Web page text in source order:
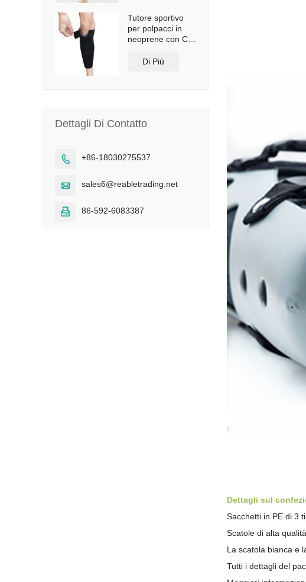
Dettagli sul
Sacchetti in PE di 3
Scatole di alta
La scatola bianca e
Tutti i dettagli del
Tutore sportivo
per polpacci in
neoprene con CE
Di Più
Dettagli Di Contatto
 +86-18030275537
 sales6@reabletrading.net
 86-592-6083387